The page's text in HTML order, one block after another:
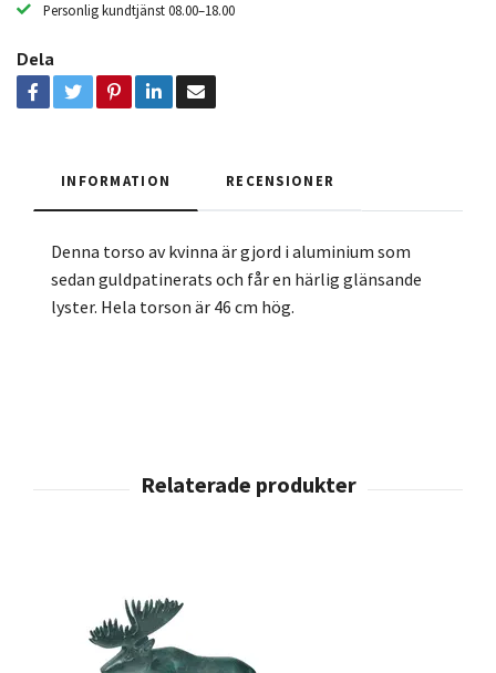
Personlig kundtjänst 08.00–18.00
Dela
INFORMATION RECENSIONER
Denna torso av kvinna är gjord i aluminium som
sedan guldpatinerats och får en härlig glänsande
lyster. Hela torson är 46 cm hög.